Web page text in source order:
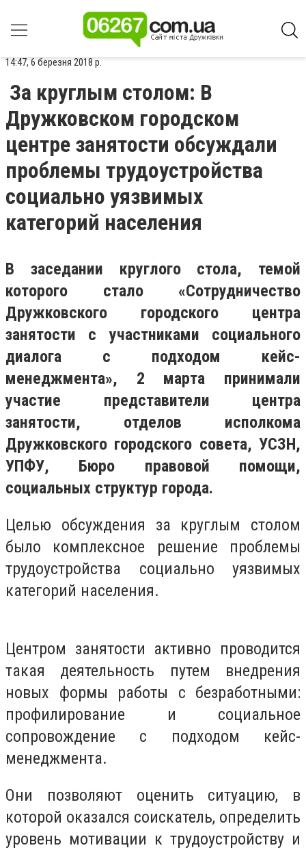
14:47, 6 березня 2018 р.
За круглым столом: В
Дружковском городском
центре занятости обсуждали
проблемы трудоустройства
социально уязвимых
категорий населения
В заседании круглого стола, темой
которого стало «Сотрудничество
Дружковского городского центра
занятости с участниками социального
диалога с подходом кейс-
менеджмента», 2 марта принимали
участие представители центра
занятости, отделов исполкома
Дружковского городского совета, УСЗН,
УПФУ, Бюро правовой помощи,
социальных структур города.
Целью обсуждения за круглым столом
было комплексное решение проблемы
трудоустройства социально уязвимых
категорий населения.
Центром занятости активно проводится
такая деятельность путем внедрения
новых формы работы с безработными:
профилирование и социальное
сопровождение с подходом кейс-
менеджмента.
Они позволяют оценить ситуацию, в
которой оказался соискатель, определить
уровень мотивации к трудоустройству и